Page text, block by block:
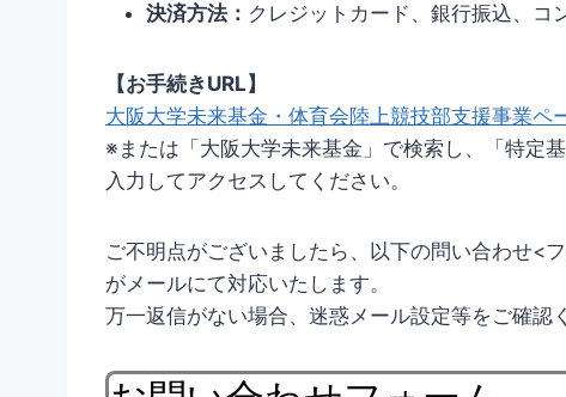
決済方法： クレジットカード、銀行振込、コ
【お手続きURL】
大阪大学未来基金・体育会陸上競技部支援事業ペ
※または「大阪大学未来基金」で検索し、「特定
入力してアクセスしてください。
ご不明点がございましたら、以下の問い合わせ<
がメールにて対応いたします。
万一返信がない場合、迷惑メール設定等をご確認